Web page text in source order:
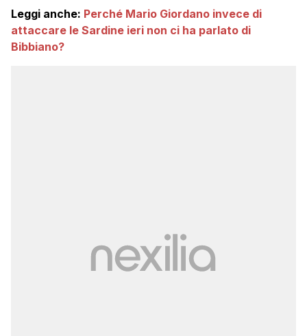
Leggi anche: Perché Mario Giordano invece di
attaccare le Sardine ieri non ci ha parlato di
Bibbiano?